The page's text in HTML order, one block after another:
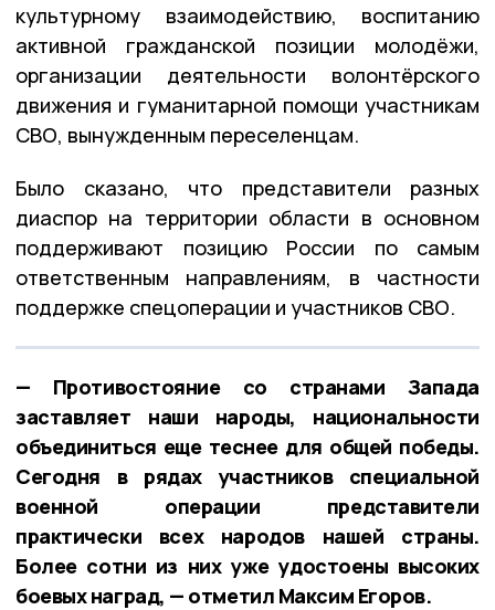
культурному взаимодействию, воспитанию
активной гражданской позиции молодёжи,
организации деятельности волонтёрского
движения и гуманитарной помощи участникам
СВО, вынужденным переселенцам.
Было сказано, что представители разных
диаспор на территории области в основном
поддерживают позицию России по самым
ответственным направлениям, в частности
поддержке спецоперации и участников СВО.
— Противостояние со странами Запада
заставляет наши народы, национальности
объединиться еще теснее для общей победы.
Сегодня в рядах участников специальной
военной операции представители
практически всех народов нашей страны.
Более сотни из них уже удостоены высоких
боевых наград, — отметил Максим Егоров.